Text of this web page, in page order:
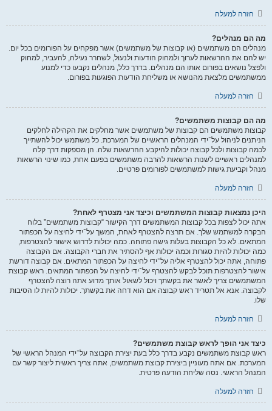
חזרה למעלה
מה הם מנהלים?
מנהלים הם משתמשים (או קבוצות של משתמשים) אשר מפקחים על הפורומים בכל יום.
יש להם את ההרשאות לערוך ולמחוק הודעות ולנעול, לשחרר נעילה, להעביר, למחוק
ולפצל נושאים בפורום אותו הם מנהלים. בדרך כלל, מנהלים נקבעו כדי למנוע
ממשתמשים מלצאת מהנושא או משליחת הודעות הפוגעות בפורום.
חזרה למעלה
מה הם קבוצות משתמשים?
קבוצות משתמשים הם קבוצות של משתמשים אשר מחלקים את הקהילה לחלקים
הניתנים לניהול על־ידי המנהלים הראשיים של המערכת. כל משתמש יכול להשתייך
לכמה קבוצות ולכל קבוצה יכולות להיקבע ההרשאות שלה. הן מספקות דרך קלה
למנהלים ראשיים לשנות הרשאות להרבה משתמשים בפעם אחת, כמו שינוי הרשאות
מנהל וקביעת גישות למשתמשים לפורומים פרטיים.
חזרה למעלה
היכן נמצאות קבוצות המשתמשים וכיצד אני מצטרף לאחת?
אתה יכול לצפות בכל קבוצות המשתמשים דרך הקישור “קבוצות משתמשים” בלוח
הבקרה למשתמש שלך. אם תרצה להצטרף לאחת, המשך על־ידי לחיצה על הכפתור
המתאים. לא כל הקבוצות בעלות גישה פתוחה. כמה יכולות לדרוש אישור להצטרפות,
כמה יכולות להיות סגורות וכמה יכולות אף להסתיר את חברי הקבוצה. אם הקבוצה
פתוחה, אתה יכול להצטרף אליה על־ידי לחיצה על הכפתור המתאים. אם קבוצה דורשת
אישור להצטרפות תוכל לבקש להצטרף על־ידי לחיצה על הכפתור המתאים. ראש קבוצת
המשתמשים צריך לאשר את בקשתך ויכול לשאול אותך מדוע אתה רוצה להצטרף
לקבוצה. אנא אל תטריד ראש קבוצה אם הוא דחה את בקשתך. יכולות להיות לו הסיבות
שלו.
חזרה למעלה
כיצד אני הופך לראש קבוצת משתמשים?
ראש קבוצת משתמשים נקבע בדרך כלל בעת יצירת הקבוצה על־ידי המנהל הראשי של
המערכת. אם אתה מעוניין ביצירת קבוצת משתמשים, אתה צריך ראשית ליצור קשר עם
המנהל הראשי. נסה שליחת הודעה פרטית.
חזרה למעלה